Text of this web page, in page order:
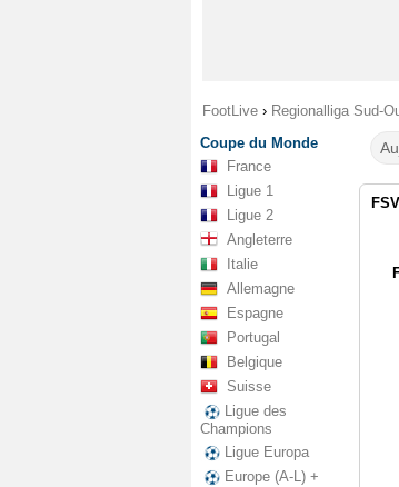
FootLive › Regionalliga Sud-
Coupe du Monde
France
Ligue 1
Ligue 2
Angleterre
Italie
Allemagne
Espagne
Portugal
Belgique
Suisse
Ligue des
Champions
Ligue Europa
Europe (A-L) +